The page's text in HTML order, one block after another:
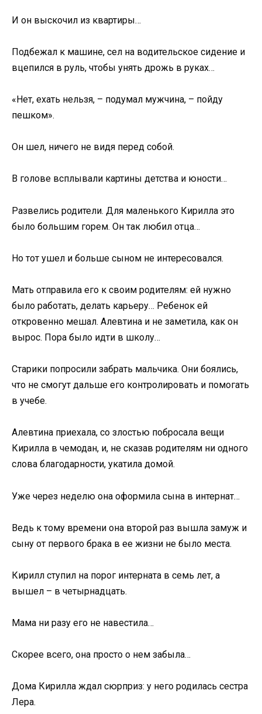
И он выскочил из квартиры…
Подбежал к машине, сел на водительское сидение и
вцепился в руль, чтобы унять дрожь в руках…
«Нет, ехать нельзя, – подумал мужчина, – пойду
пешком».
Он шел, ничего не видя перед собой.
В голове всплывали картины детства и юности…
Развелись родители. Для маленького Кирилла это
было большим горем. Он так любил отца…
Но тот ушел и больше сыном не интересовался.
Мать отправила его к своим родителям: ей нужно
было работать, делать карьеру… Ребенок ей
откровенно мешал. Алевтина и не заметила, как он
вырос. Пора было идти в школу…
Старики попросили забрать мальчика. Они боялись,
что не смогут дальше его контролировать и помогать
в учебе.
Алевтина приехала, со злостью побросала вещи
Кирилла в чемодан, и, не сказав родителям ни одного
слова благодарности, укатила домой.
Уже через неделю она оформила сына в интернат…
Ведь к тому времени она второй раз вышла замуж и
сыну от первого брака в ее жизни не было места.
Кирилл ступил на порог интерната в семь лет, а
вышел – в четырнадцать.
Мама ни разу его не навестила…
Скорее всего, она просто о нем забыла…
Дома Кирилла ждал сюрприз: у него родилась сестра
Лера.